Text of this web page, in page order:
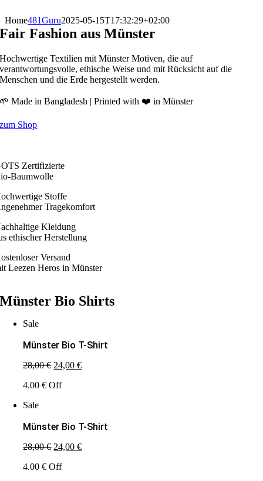
Inhalt
springen
Home481Guru2025-05-15T17:32:29+02:00
Fair Fashion aus Münster
Hochwertige Textilien mit Münster Motiven, die auf
verantwortungsvolle, ethische Weise und mit Rücksicht auf die
Menschen und die Erde hergestellt werden.
🌱 Made in Bangladesh | Printed with ❤️ in Münster
zum Shop
Zertifizierte
Baumwolle
Stoffe
Tragekomfort
Kleidung
ethischer Herstellung
Versand
Leezen Heros in Münster
Münster Bio Shirts
Sale
Münster Bio T-Shirt
28,00€ Ursprünglicher
war:
24,00€Aktueller
4.00 € Off
Sale
Münster Bio T-Shirt
28,00€ Ursprünglicher
war:
24,00€Aktueller
4.00 € Off